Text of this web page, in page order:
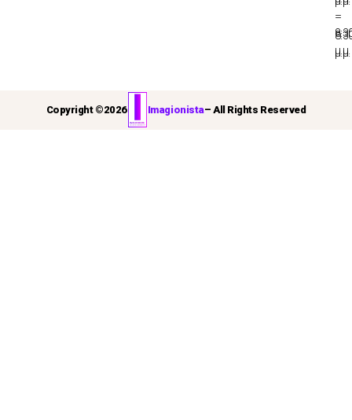
–
μ.μ.
–
μ.μ.
Copyright ©2026 Imagionista– All Rights Reserved